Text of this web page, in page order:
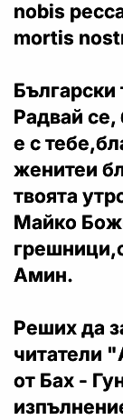
nobis
mortis
Български
Радвай се,
е с
женитеи
твоята
Майко
Амин.
Реших да
читатели
от Бах -